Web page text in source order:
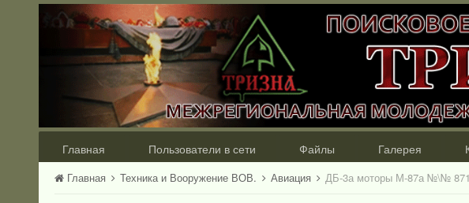
Главная Пользователи в сети Файлы Галерея
Главная Техника и Вооружение ВОВ. Авиация ДБ-3а моторы М-87а №\№